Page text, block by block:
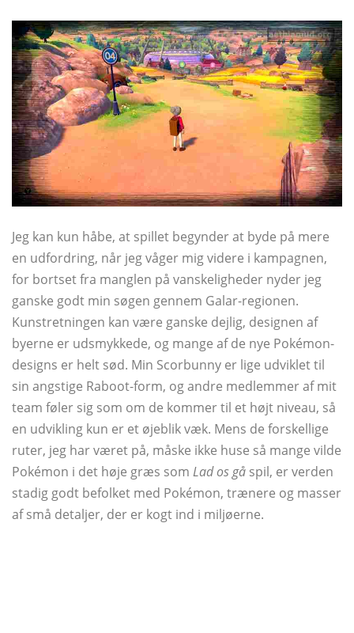
Jeg kan kun håbe, at spillet begynder at byde på mere
en udfordring, når jeg våger mig videre i kampagnen,
for bortset fra manglen på vanskeligheder nyder jeg
ganske godt min søgen gennem Galar-regionen.
Kunstretningen kan være ganske dejlig, designen af ​​
byerne er udsmykkede, og mange af de nye Pokémon-
designs er helt sød. Min Scorbunny er lige udviklet til
sin angstige Raboot-form, og andre medlemmer af mit
team føler sig som om de kommer til et højt niveau, så
en udvikling kun er et øjeblik væk. Mens de forskellige
ruter, jeg har været på, måske ikke huse så mange vilde
Pokémon i det høje græs som Lad os gå spil, er verden
stadig godt befolket med Pokémon, trænere og masser
af små detaljer, der er kogt ind i miljøerne.